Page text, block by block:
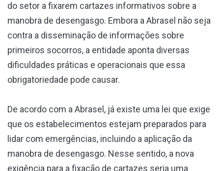
do setor a fixarem cartazes informativos sobre a
manobra de desengasgo. Embora a Abrasel não seja
contra a disseminação de informações sobre
primeiros socorros, a entidade aponta diversas
dificuldades práticas e operacionais que essa
obrigatoriedade pode causar.
De acordo com a Abrasel, já existe uma lei que exige
que os estabelecimentos estejam preparados para
lidar com emergências, incluindo a aplicação da
manobra de desengasgo. Nesse sentido, a nova
exigência para a fixação de cartazes seria uma